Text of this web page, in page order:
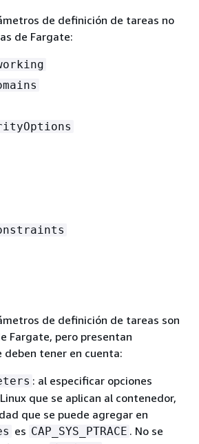
de definición de tareas no
de Fargate:
de definición de tareas son
Fargate, pero presentan
deben tener en cuenta:
: al especificar opciones
que se aplican al contenedor,
que se puede agregar en
es CAP_SYS_PTRACE . No se